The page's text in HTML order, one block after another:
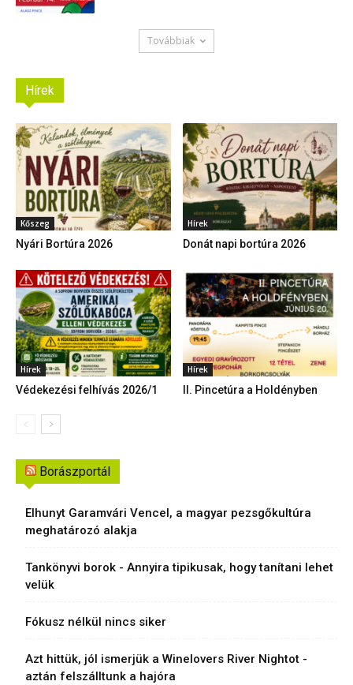
Továbbiak
Hírek
Kőszeg
Nyári Bortúra 2026
Hírek
Donát napi bortúra 2026
Hírek
Védekezési felhívás 2026/1
Hírek
II. Pincetúra a Holdényben
Borászportál
Elhunyt Garamvári Vencel, a magyar pezsgőkultúra
meghatározó alakja
Tankönyvi borok - Annyira tipikusak, hogy tanítani lehet
velük
Fókusz nélkül nincs siker
Azt hittük, jól ismerjük a Winelovers River Nightot -
aztán felszálltunk a hajóra